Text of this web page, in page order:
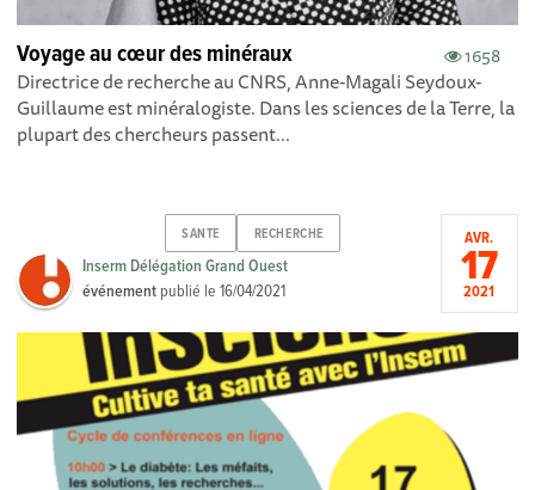
1658
Voyage au cœur des minéraux
Directrice de recherche au CNRS, Anne-Magali Seydoux-
Guillaume est minéralogiste. Dans les sciences de la Terre, la
plupart des chercheurs passent...
SANTE RECHERCHE
Inserm Délégation Grand Ouest
événement publié le16/04/2021
AVR.
17
2021